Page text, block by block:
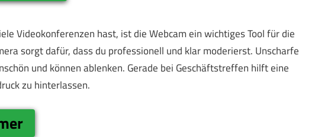
Videokonferenzen hast, ist die Webcam ein wichtiges Tool für die
sorgt dafür, dass du professionell und klar moderierst. Unscharfe
und können ablenken. Gerade bei Geschäftstreffen hilft eine
zu hinterlassen.